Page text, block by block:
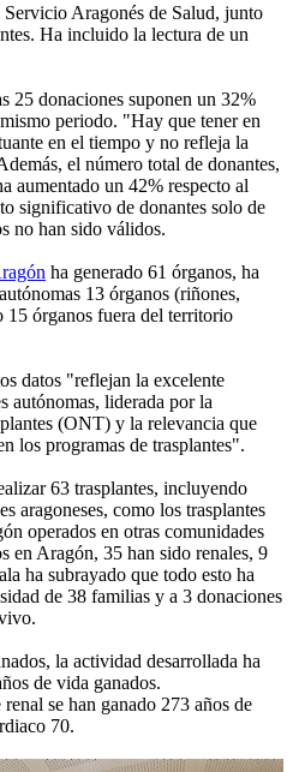
Aragonés de Salud, junto
Ha incluido la lectura de un
25 donaciones suponen un 32%
periodo. "Hay que tener en
en el tiempo y no refleja la
el número total de donantes,
aumentado un 42% respecto al
significativo de donantes solo de
no han sido válidos.
ha generado 61 órganos, ha
13 órganos (riñones,
órganos fuera del territorio
datos "reflejan la excelente
autónomas, liderada por la
(ONT) y la relevancia que
los programas de trasplantes".
63 trasplantes, incluyendo
aragoneses, como los trasplantes
operados en otras comunidades
en Aragón, 35 han sido renales, 9
ha subrayado que todo esto ha
de 38 familias y a 3 donaciones
la actividad desarrollada ha
de vida ganados.
se han ganado 273 años de
70.